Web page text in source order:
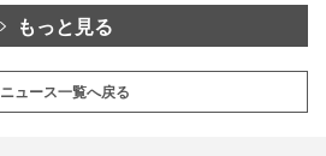
もっと見る
ニュース一覧へ戻る